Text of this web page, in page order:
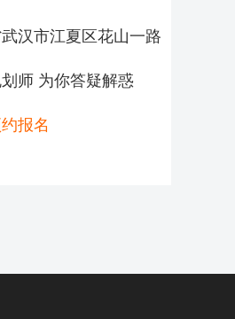
汉市江夏区花山一路
师 为你答疑解惑
报名